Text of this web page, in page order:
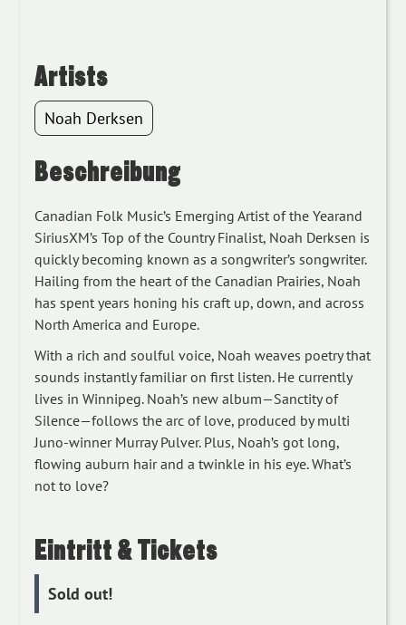
Artists
Noah Derksen
Beschreibung
Canadian Folk Music’s Emerging Artist of the Yearand
SiriusXM’s Top of the Country Finalist, Noah Derksen is
quickly becoming known as a songwriter’s songwriter.
Hailing from the heart of the Canadian Prairies, Noah
has spent years honing his craft up, down, and across
North America and Europe.
With a rich and soulful voice, Noah weaves poetry that
sounds instantly familiar on first listen. He currently
lives in Winnipeg. Noah’s new album—Sanctity of
Silence—follows the arc of love, produced by multi
Juno-winner Murray Pulver. Plus, Noah’s got long,
flowing auburn hair and a twinkle in his eye. What’s
not to love?
Eintritt & Tickets
Sold out!